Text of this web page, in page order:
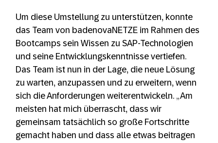
Um diese Umstellung zu unterstützen, konnte
das Team von badenovaNETZE im Rahmen des
Bootcamps sein Wissen zu SAP-Technologien
und seine Entwicklungskenntnisse vertiefen.
Das Team ist nun in der Lage, die neue Lösung
zu warten, anzupassen und zu erweitern, wenn
sich die Anforderungen weiterentwickeln. „Am
meisten hat mich überrascht, dass wir
gemeinsam tatsächlich so große Fortschritte
gemacht haben und dass alle etwas beitragen